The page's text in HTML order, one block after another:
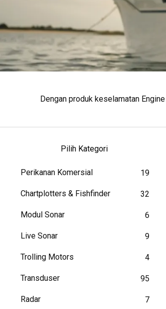
Dengan produk keselamatan
Pilih Kategori
Perikanan Komersial 19
Chartplotters & Fishfinder 32
Modul Sonar 6
Live Sonar 9
Trolling Motors 4
Transduser 95
Radar 7